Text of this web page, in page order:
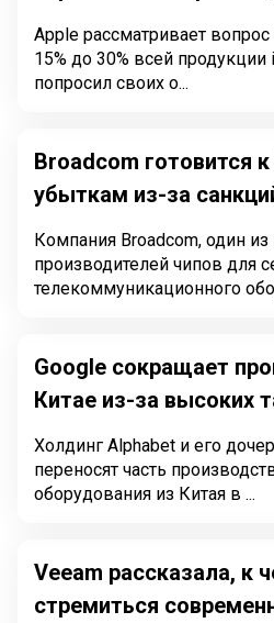
Apple рассматривает
15% до 30% всей продукции
попросил своих о...
Broadcom готовится
убыткам из-за
Компания Broadcom, один
производителей чипов для
телекоммуникационного
Google сокращает
Китае из-за высоких
Холдинг Alphabet и его
переносят часть
оборудования из Китая в ...
Veeam рассказала, к
стремиться